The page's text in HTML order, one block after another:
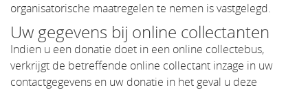
organisatorische maatregelen te nemen is vastgelegd.
Uw gegevens bij online collectanten
Indien u een donatie doet in een online collectebus,
verkrijgt de betreffende online collectant inzage in uw
contactgegevens en uw donatie in het geval u deze